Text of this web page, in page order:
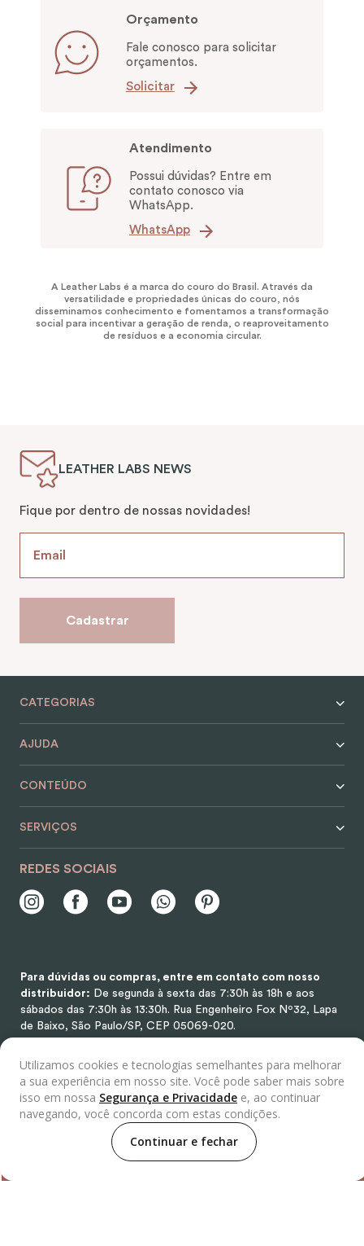
Utilizamos cookies e tecnologias semelhantes para melhorar
a sua experiência em nosso site. Você pode saber mais sobre
isso em nossa Segurança e Privacidade e, ao continuar
navegando, você concorda com estas condições.
Continuar e fechar
Orçamento
Fale conosco para solicitar
orçamentos.
Solicitar
Atendimento
Possui dúvidas? Entre em
contato conosco via
WhatsApp.
WhatsApp
A Leather Labs é a marca do couro do Brasil. Através da
versatilidade e propriedades únicas do couro, nós
disseminamos conhecimento e fomentamos a transformação
social para incentivar a geração de renda, o reaproveitamento
de resíduos e a economia circular.
LEATHER LABS NEWS
Fique por dentro de nossas novidades!
Cadastrar
CATEGORIAS
AJUDA
CONTEÚDO
SERVIÇOS
REDES SOCIAIS
Para dúvidas ou compras, entre em contato com nosso
distribuidor: De segunda à sexta das 7:30h às 18h e aos
sábados das 7:30h às 13:30h. Rua Engenheiro Fox Nº32, Lapa
de Baixo, São Paulo/SP, CEP 05069-020.
Selos